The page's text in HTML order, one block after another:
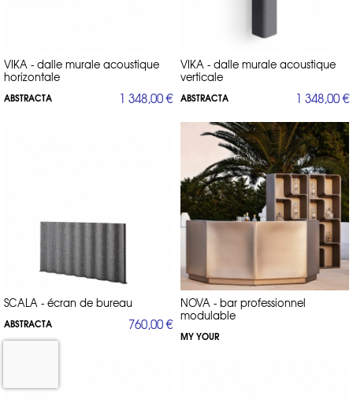
VIKA - dalle murale acoustique
horizontale
ABSTRACTA 1 348,00 €
VIKA - dalle murale acoustique
verticale
ABSTRACTA 1 348,00 €
SCALA - écran de bureau
ABSTRACTA 760,00 €
NOVA - bar professionnel
modulable
MY YOUR